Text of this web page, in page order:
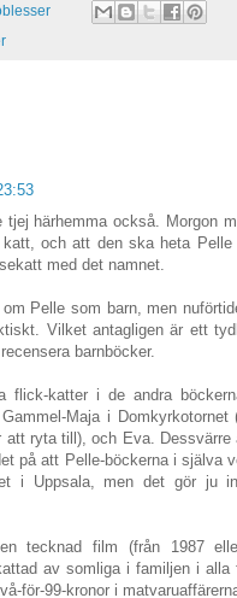
tjej härhemma också. Morgon
och att den ska heta Pelle
med det namnet.
Pelle som barn, men
Vilket antagligen är ett
barnböcker.
flick-katter i de andra
Maja i Domkyrkotornet
att ryta till), och Eva.
på att Pelle-böckerna i själva
i Uppsala, men det gör ju
tecknad film (från 1987
av somliga i familjen i
för-99-kronor i